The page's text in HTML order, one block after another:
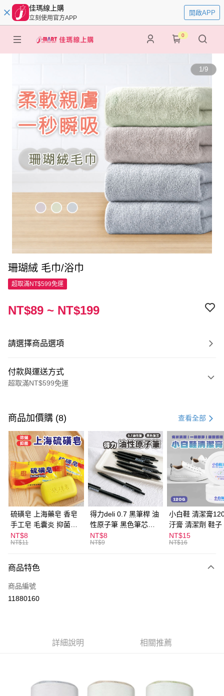
佳瑪線上購
立刻使用官方APP
開啟APP
0
1/9
珊瑚絨 毛巾/浴巾
超取滿NT$599免運
NT$89 ~ NT$199
請選擇商品選項
付款與運送方式
超取滿NT$599免運
信用卡一次付款
超商取貨付款
LINE Pay
Apple Pay
街口支付
悠遊付
ATM付款
全家取貨付款
每筆NT$60，滿NT$599(含以上)免運費
付款後全家取貨
每筆NT$60，滿NT$599(含以上)免運費
商品加價購 (8) 查看全部
硫磺皂 上海藥皂 香皂
手工皂 毛囊炎 抑菌除
蟎 清潔護膚 去油去痘
寵物皮膚病 狗狗貓咪
NT$8
NT$11
得力deli 0.7 黑筆桿 油
性原子筆 黑色筆芯
S304
NT$8
NT$9
小白鞋 清潔膏
汙膏 清潔劑 鞋子
漬 白皮鞋 鞋油
NT$15
NT$16
商品特色
商品編號
11880160
詳細說明 相關推薦